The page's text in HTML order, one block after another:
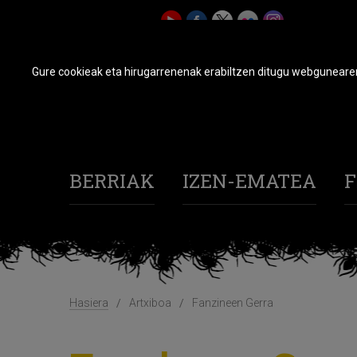
BERRIAK IZEN-EMATEA
Hasiera Artxiboa Fanzineen Gerra
Gure cookieak eta hirugarrenenak erabiltzen ditugu